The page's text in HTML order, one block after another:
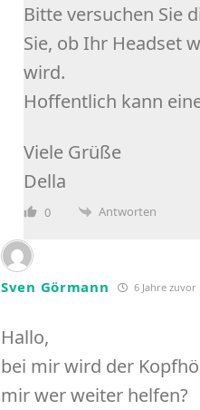
Bitte versuchen Sie
Sie, ob Ihr Headset
wird.
Hoffentlich kann
Viele Grüße
Della
0 Antworten
Sven Görmann 6 Jahre zuvor
Hallo,
bei mir wird der
mir wer weiter helfen?